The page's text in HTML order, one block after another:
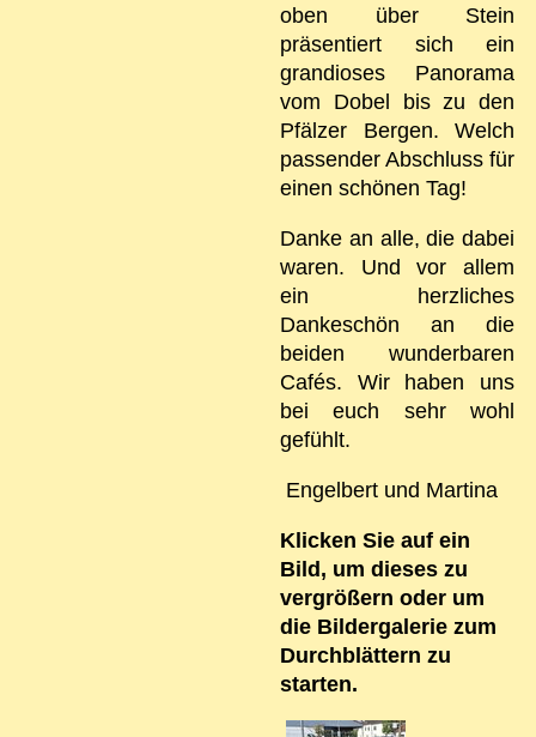
oben über Stein
präsentiert sich ein
grandioses Panorama
vom Dobel bis zu den
Pfälzer Bergen. Welch
passender Abschluss für
einen schönen Tag!
Danke an alle, die dabei
waren. Und vor allem
ein herzliches
Dankeschön an die
beiden wunderbaren
Cafés. Wir haben uns
bei euch sehr wohl
gefühlt.
Engelbert und Martina
Klicken Sie auf ein
Bild, um dieses zu
vergrößern oder um
die Bildergalerie zum
Durchblättern zu
starten.